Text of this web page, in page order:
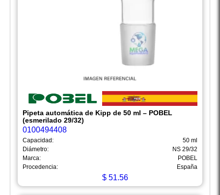
Pipeta automática de Kipp de 50 ml – POBEL
(esmerilado 29/32)
0100494408
Capacidad:
50 ml
Diámetro:
NS 29/32
Marca:
POBEL
Procedencia:
España
$51.56